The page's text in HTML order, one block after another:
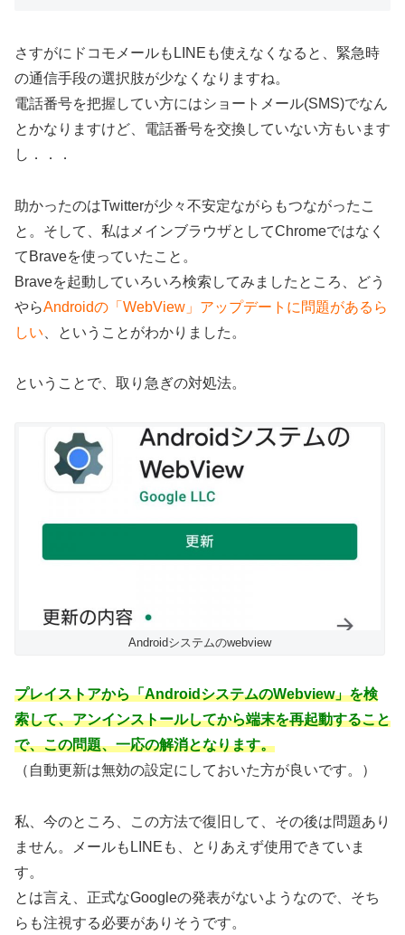
さすがにドコモメールもLINEも使えなくなると、緊急時
の通信手段の選択肢が少なくなりますね。
電話番号を把握してい方にはショートメール(SMS)でなん
とかなりますけど、電話番号を交換していない方もいます
し．．．
助かったのはTwitterが少々不安定ながらもつながったこ
と。そして、私はメインブラウザとしてChromeではなく
てBraveを使っていたこと。
Braveを起動していろいろ検索してみましたところ、どう
やらAndroidの「WebView」アップデートに問題があるら
しい 、ということがわかりました。
ということで、取り急ぎの対処法。
Androidシステムのwebview
プレイストアから「AndroidシステムのWebview」を検
索して、アンインストールしてから端末を再起動すること
で、この問題、一応の解消となります。
（自動更新は無効の設定にしておいた方が良いです。）
私、今のところ、この方法で復旧して、その後は問題あり
ません。メールもLINEも、とりあえず使用できていま
す。
とは言え、正式なGoogleの発表がないようなので、そち
らも注視する必要がありそうです。